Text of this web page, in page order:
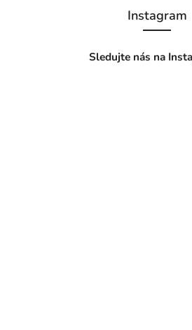
Instagram
Sledujte nás na